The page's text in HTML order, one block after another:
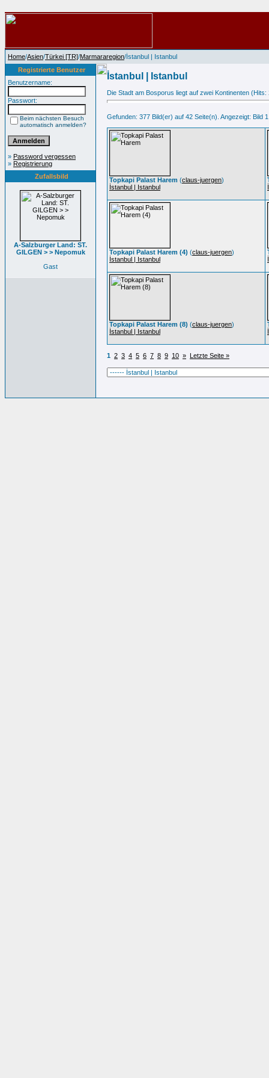
Home/Asien/Türkei [TR]/Marmararegion/İstanbul | Istanbul
Registrierte Benutzer
Benutzername:
Passwort:
Beim nächsten Besuch
automatisch anmelden?
» Password vergessen
» Registrierung
Zufallsbild
A-Salzburger Land: ST.
GILGEN > > Nepomuk
Gast
İstanbul | Istanbul
Die Stadt am Bosporus liegt auf zwei Kontinenten (Hits:
Gefunden: 377 Bild(er) auf 42 Seite(n). Angezeigt: Bild
Topkapi Palast Harem (claus-juergen)
İstanbul | Istanbul
Topkapi Palast Harem (4) (claus-juergen)
İstanbul | Istanbul
Topkapi Palast Harem (8) (claus-juergen)
İstanbul | Istanbul
1 2 3 4 5 6 7 8 9 10 » Letzte Seite »